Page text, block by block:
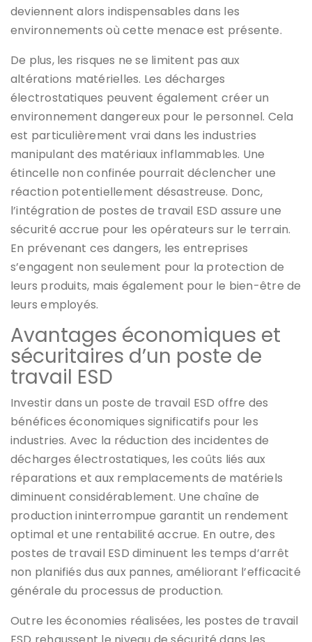
deviennent alors indispensables dans les
environnements où cette menace est présente.
De plus, les risques ne se limitent pas aux
altérations matérielles. Les décharges
électrostatiques peuvent également créer un
environnement dangereux pour le personnel. Cela
est particulièrement vrai dans les industries
manipulant des matériaux inflammables. Une
étincelle non confinée pourrait déclencher une
réaction potentiellement désastreuse. Donc,
l’intégration de postes de travail ESD assure une
sécurité accrue pour les opérateurs sur le terrain.
En prévenant ces dangers, les entreprises
s’engagent non seulement pour la protection de
leurs produits, mais également pour le bien-être de
leurs employés.
Avantages économiques et
sécuritaires d’un poste de
travail ESD
Investir dans un poste de travail ESD offre des
bénéfices économiques significatifs pour les
industries. Avec la réduction des incidentes de
décharges électrostatiques, les coûts liés aux
réparations et aux remplacements de matériels
diminuent considérablement. Une chaîne de
production ininterrompue garantit un rendement
optimal et une rentabilité accrue. En outre, des
postes de travail ESD diminuent les temps d’arrêt
non planifiés dus aux pannes, améliorant l’efficacité
générale du processus de production.
Outre les économies réalisées, les postes de travail